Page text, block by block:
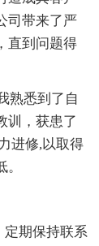
司带来了严
直到问题得
熟悉到了自
训，获患了
进修,以取得
定期保持联系